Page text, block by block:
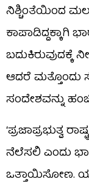
ನಿಶ್ಚಿಂತೆಯಿಂದ
ಕಾಪಾಡಿದ್ದಕ್ಕಾಗಿ
ಬದುಕಿರುವುದಕ್ಕೆ
ಆದರೆ ಮತ್ತೊಂದು
ಸಂದೇಶವನ್ನು
‘ಪ್ರಜಾಪ್ರಭುತ್ವ
ನೆಲೆಸಲಿ ಎಂದು
ಒತ್ತಾಯಿಸೋಣ.